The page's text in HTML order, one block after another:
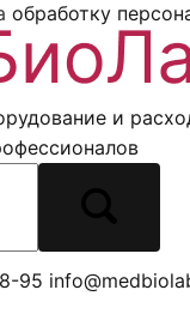
обработку
и
95